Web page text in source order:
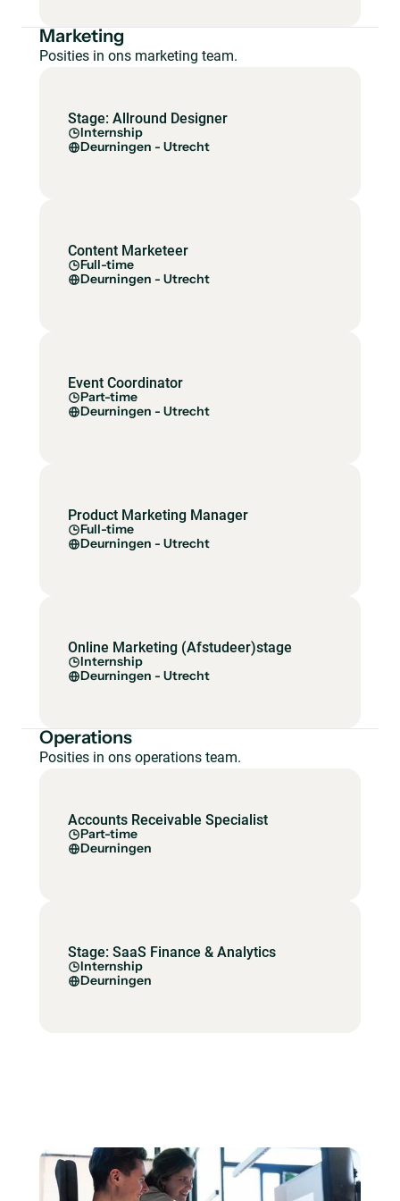
Marketing
Posities in ons marketing team.
Stage: Allround Designer
Internship
Deurningen - Utrecht
Content Marketeer
Full-time
Deurningen - Utrecht
Event Coordinator
Part-time
Deurningen - Utrecht
Product Marketing Manager
Full-time
Deurningen - Utrecht
Online Marketing (Afstudeer)stage
Internship
Deurningen - Utrecht
Operations
Posities in ons operations team.
Accounts Receivable Specialist
Part-time
Deurningen
Stage: SaaS Finance & Analytics
Internship
Deurningen